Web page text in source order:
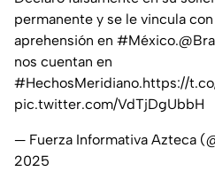
permanente y se le vincula
aprehensión en #México.
nos cuentan en
#HechosMeridiano.https://
pic.twitter.com/VdTjDgUbbH
— Fuerza Informativa Azteca
2025